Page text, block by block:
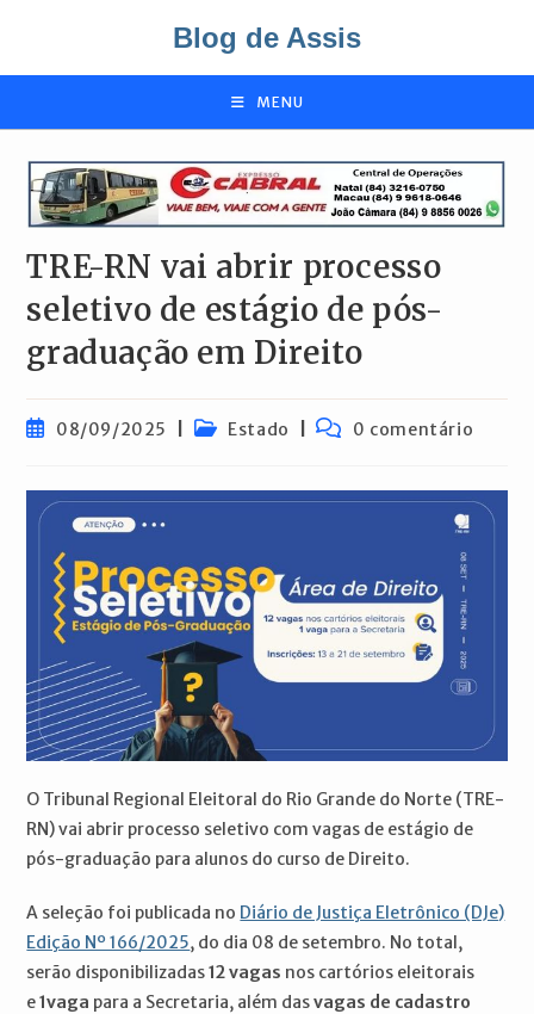
o
Blog de Assis
MENU
TRE-RN vai abrir processo
seletivo de estágio de pós-
graduação em Direito
Post08/09/2025
Categoria
Estado
Comentários
0 comentário
O Tribunal Regional Eleitoral do Rio Grande do Norte (TRE-
RN) vai abrir processo seletivo com vagas de estágio de
pós-graduação para alunos do curso de Direito.
A seleção foi publicada no Diário de Justiça Eletrônico (DJe)
Edição Nº 166/2025, do dia 08 de setembro. No total,
serão disponibilizadas12 vagas nos cartórios eleitorais
e1vaga para a Secretaria, além dasvagas de cadastro